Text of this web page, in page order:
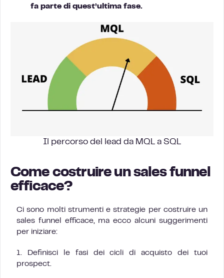
fa parte di quest’ultima fase.
Il percorso del lead da MQL a SQL
Come costruire un sales funnel
efficace?
Ci sono molti strumenti e strategie per costruire un
sales funnel efficace, ma ecco alcuni suggerimenti
per iniziare:
1. Definisci le fasi dei cicli di acquisto dei tuoi
prospect.